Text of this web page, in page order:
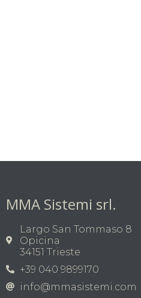
MMA Sistemi srl.
Largo San Tommaso 8
Opicina
34151 Trieste
+39 040 9899170
info@mmasistemi.com